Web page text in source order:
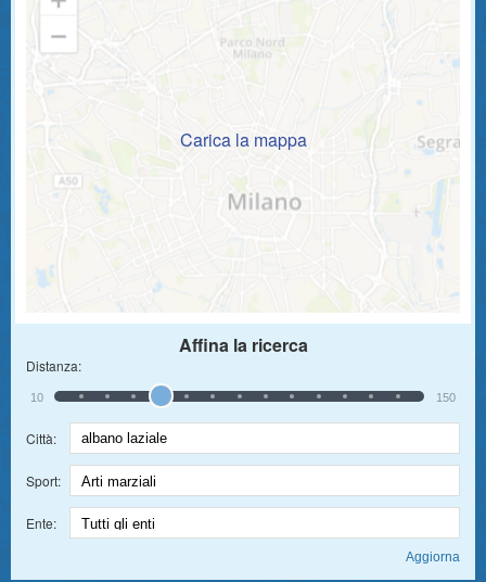
Carica la mappa
Affina la ricerca
Distanza:
10 150
Città:
Sport:
Ente: